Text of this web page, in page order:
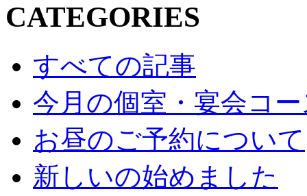
CATEGORIES
すべての記事
今月の個室・宴会コ
お昼のご予約について
新しいの始めました